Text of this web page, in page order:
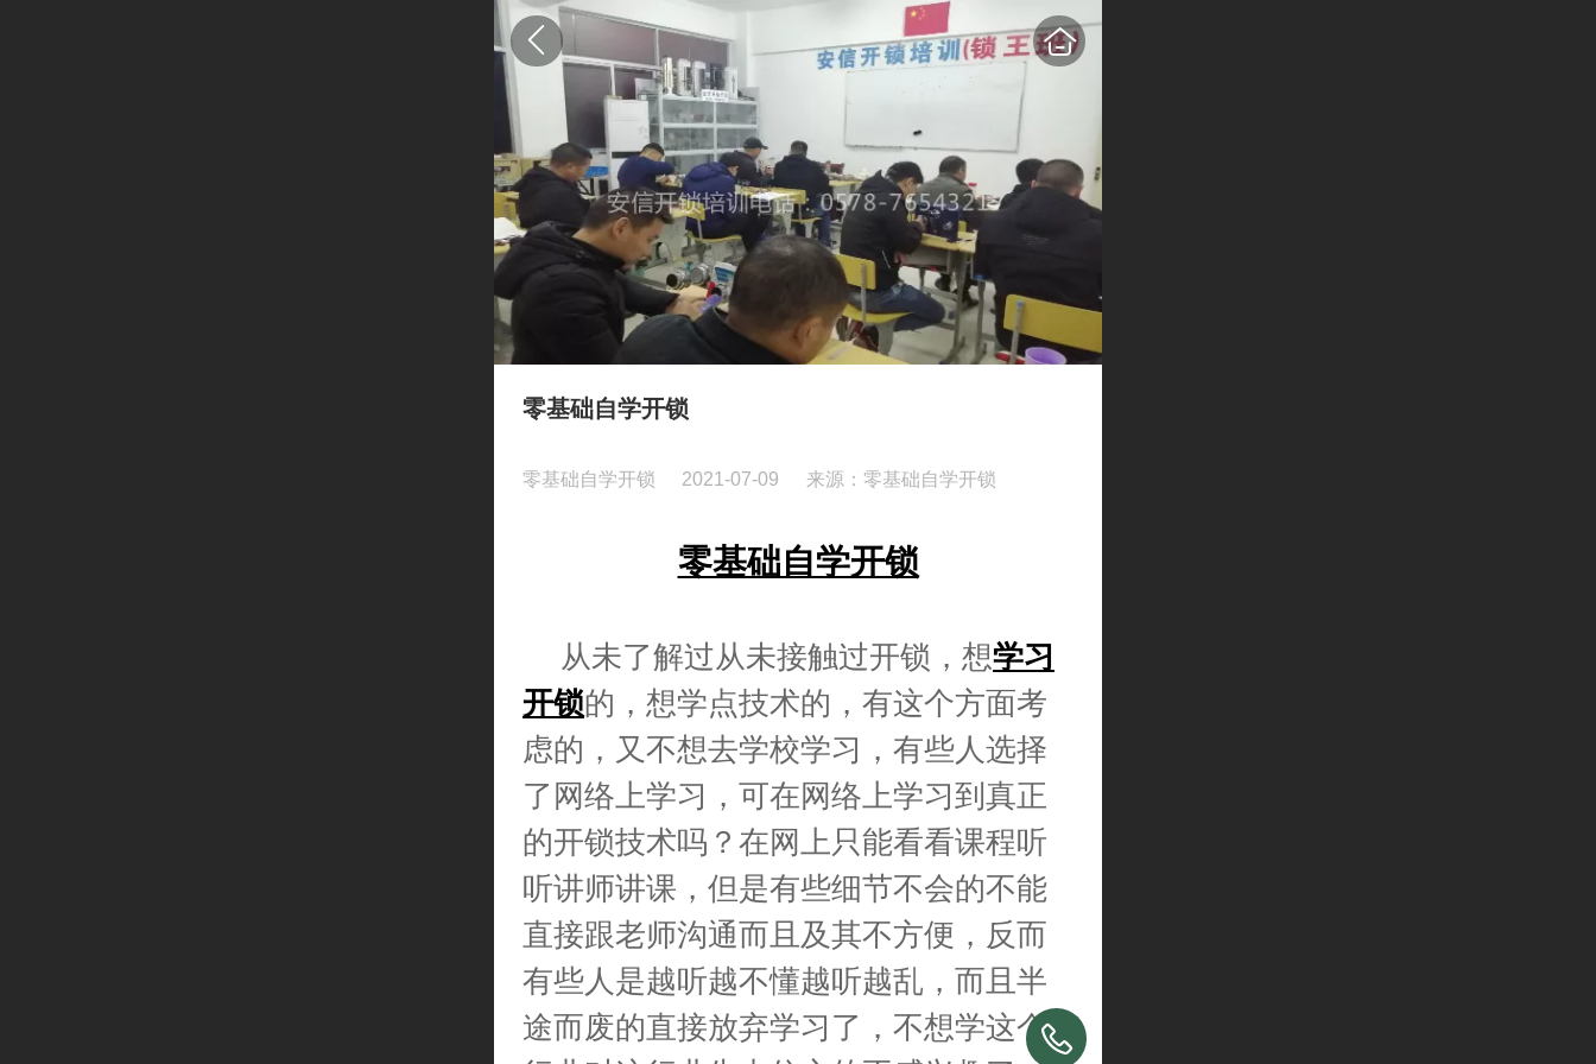
零基础自学开锁
零基础自学开锁 2021-07-09 来源：零基础自学开锁
零基础自学开锁
从未了解过从未接触过开锁，想学习
开锁的，想学点技术的，有这个方面考
虑的， 又不想去学校学习，有些人选择
了网络上学习，可在网络上学习到真正
的开锁技术吗？在网
上只能看看课程听
听讲师讲课，但是有些细节不会的不能
直接跟老师沟通而且及其不方便， 反而
有些人是越听越不懂越听越乱，而且半
途而废的直接放弃学习了，不想学这个